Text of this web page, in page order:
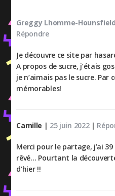
Greggy Lhomme-Hounsfield
Répondre
Je découvre ce site par
A propos de sucre, j’étais
je n’aimais pas le sucre.
mémorables!
Camille | 25 juin 2022|
Merci pour le partage, j’ai 39
rêvé… Pourtant la
d’hier !!